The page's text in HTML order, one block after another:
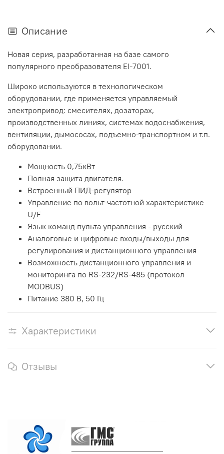
Описание
Новая серия, разработанная на базе самого
популярного преобразователя EI-7001.
Широко используются в технологическом
оборудовании, где применяется управляемый
электропривод: смесителях, дозаторах,
производственных линиях, системах водоснабжения,
вентиляции, дымососах, подъемно-транспортном и т.п.
оборудовании.
Мощность 0,75кВт
Полная защита двигателя.
Встроенный ПИД-регулятор
Управление по вольт-частотной характеристике
U/F
Язык команд пульта управления - русский
Аналоговые и цифровые входы/выходы для
регулирования и дистанционного управления
Возможность дистанционного управления и
мониторинга по RS-232/RS-485 (протокол
MODBUS)
Питание 380 В, 50 Гц
Характеристики
Отзывы